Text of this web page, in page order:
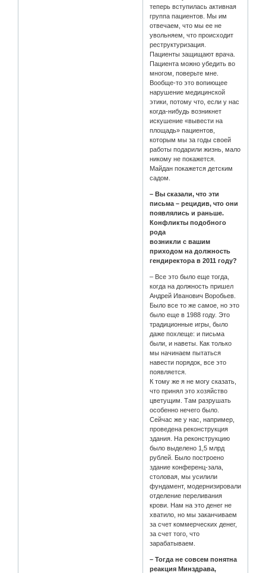
теперь вступилась активная
группа пациентов. Мы им
отвечаем, что мы ее не
увольняем, что происходит
реструктуризация.
Пациенты защищают врача.
Пациента можно убедить во
многом, поверьте мне.
Вообще-то это вопиющее
нарушение медицинской
этики, потому что, если у нас
когда-нибудь возникнет
искушение «вывести на
площадь» пациентов,
которым мы за годы своей
работы подарили жизнь, мало
никому не покажется.
Майдан покажется детским
садом.
– Вы сказали, что эти
письма – рецидив, что они
появлялись и раньше.
Конфликты подобного
рода
возникли с вашим
приходом на должность
гендиректора в 2011 году?
– Все это было еще тогда,
когда на должность пришел
Андрей Иванович Воробьев.
Было все то же самое, но это
было еще в 1988 году. Это
традиционные игры, было
даже похлеще: и письма
были, и наветы. Как только
мы начинаем пытаться
навести порядок, все это
появляется.
К тому же я не могу сказать,
что принял это хозяйство
цветущим. Там разрушать
особенно нечего было.
Сейчас же у нас, например,
проведена реконструкция
здания. На реконструкцию
было выделено 1,5 млрд
рублей. Было построено
здание конференц-зала,
столовая, мы усилили
фундамент, модернизировали
отделение переливания
крови. Нам на это денег не
хватило, но мы заканчиваем
за счет коммерческих денег,
за счет того, что
зарабатываем.
– Тогда не совсем понятна
реакция Минздрава,